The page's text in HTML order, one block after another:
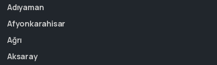
Adıyaman
Afyonkarahisar
Ağrı
Aksaray